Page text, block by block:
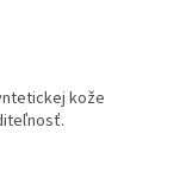
kože